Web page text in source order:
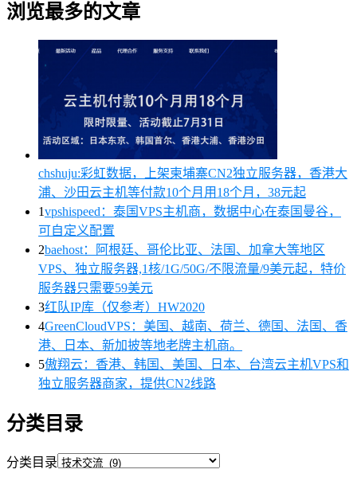
浏览最多的文章
chshuju:彩虹数据，上架柬埔寨CN2独立服务器，香港大
浦、沙田云主机等付款10个月用18个月，38元起
1vpshispeed：泰国VPS主机商，数据中心在泰国曼谷，
可自定义配置
2baehost：阿根廷、哥伦比亚、法国、加拿大等地区
VPS、独立服务器,1核/1G/50G/不限流量/9美元起，特价
服务器只需要59美元
3红队IP库（仅参考）HW2020
4GreenCloudVPS：美国、越南、荷兰、德国、法国、香
港、日本、新加披等地老牌主机商。
5傲翔云：香港、韩国、美国、日本、台湾云主机VPS和
独立服务器商家，提供CN2线路
分类目录
分类目录